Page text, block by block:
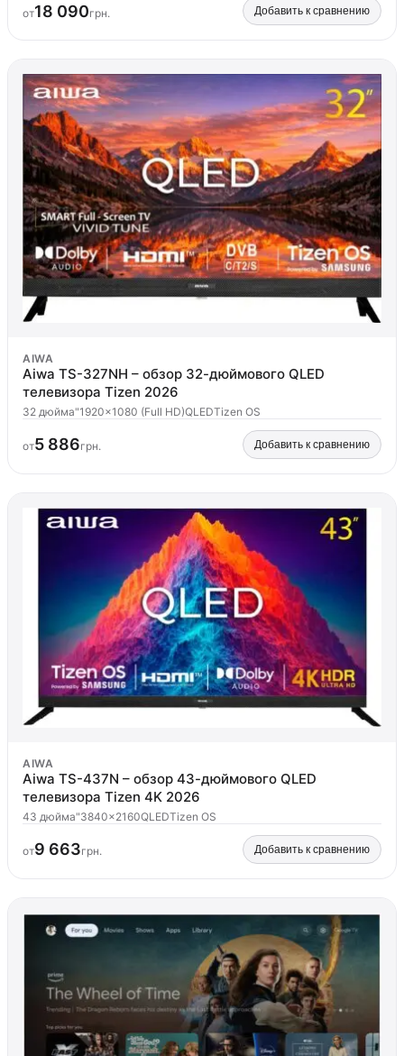
от18 090грн. Добавить к сравнению
AIWA
Aiwa TS-327NH – обзор 32-дюймового QLED
телевизора Tizen 2026
32 дюйма"1920x1080 (Full HD)QLEDTizen OS
от5 886грн. Добавить к сравнению
AIWA
Aiwa TS-437N – обзор 43-дюймового QLED
телевизора Tizen 4K 2026
43 дюйма"3840x2160QLEDTizen OS
от9 663грн. Добавить к сравнению